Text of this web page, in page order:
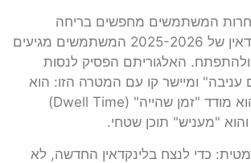
המשתמשים מחפשים בריחה
(אסקפיזם), בלינקדאין של 2025-2026 המשתמשים מגיעים
ולהתפתח. האלגוריתם הפסיק לנסות
עניבה" ומיישר קו עם המטרה הזו: הוא
מחפש מומחיות, הוא מודד "זמן שהייה" (Dwell Time)
"מעניש" תוכן שטחי.
כדי לנצח בלינקדאין החדשה, לא